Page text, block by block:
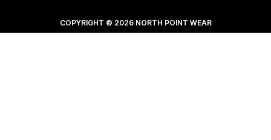
COPYRIGHT © 2026 NORTH POINT WEAR